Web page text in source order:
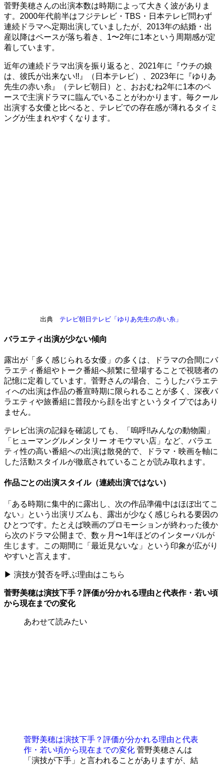
菅野美穂さんの出演本数は時期によって大きく波がありま
す。2000年代前半はフジテレビ・TBS・日本テレビ問わず
連続ドラマへ定期出演していましたが、2013年の結婚・出
産以降はペースが落ち着き、1〜2年に1本という周期感が定
着しています。
近年の連続ドラマ出演を振り返ると、2021年に『ウチの娘
は、彼氏が出来ない!!』（日本テレビ）、2023年に『ゆりあ
先生の赤い糸』（テレビ朝日）と、おおむね2年に1本のペ
ースで主演ドラマに臨んでいることがわかります。毎クール
出演する女優と比べると、テレビでの存在感が薄れるタイミ
ングが生まれやすくなります。
出典 テレビ朝日テレビ「ゆりあ先生の赤い糸」
バラエティ出演が少ない傾向
露出が「多く感じられる女優」の多くは、ドラマの合間にバ
ラエティ番組やトーク番組へ頻繁に登場することで視聴者の
記憶に定着しています。菅野さんの場合、こうしたバラエテ
ィへの出演は作品の番宣時期に限られることが多く、深夜バ
ラエティや旅番組に普段から顔を出すというタイプではあり
ません。
テレビ出演の記録を確認しても、「嗚呼!!みんなの動物園」
「ヒューマングルメンタリー オモウマい店」など、バラエ
ティ性の高い番組への出演は散発的で、ドラマ・映画を軸に
した活動スタイルが徹底されていることが読み取れます。
作品ごとの出演スタイル（連続出演ではない）
「ある時期に集中的に露出し、次の作品準備中はほぼ出てこ
ない」という出演リズムも、露出が少なく感じられる要因の
ひとつです。たとえば映画のプロモーションが終わった後か
ら次のドラマ公開まで、数ヶ月〜1年ほどのインターバルが
生じます。この期間に「最近見ないな」という印象が広がり
やすいと言えます。
▶ 演技が賛否を呼ぶ理由はこちら
菅野美穂は演技下手？評価が分かれる理由と代表作・若い頃
から現在までの変化
あわせて読みたい
菅野美穂は演技下手？評価が分かれる理由と代表
作・若い頃から現在までの変化 菅野美穂さんは
「演技が下手」と言われることがありますが、結